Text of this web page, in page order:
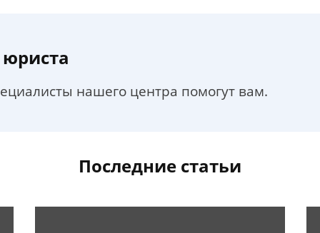
нашего центра помогут вам.
Последние статьи